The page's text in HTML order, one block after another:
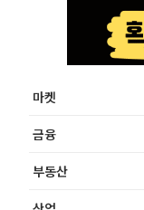
마켓
금융
부동산